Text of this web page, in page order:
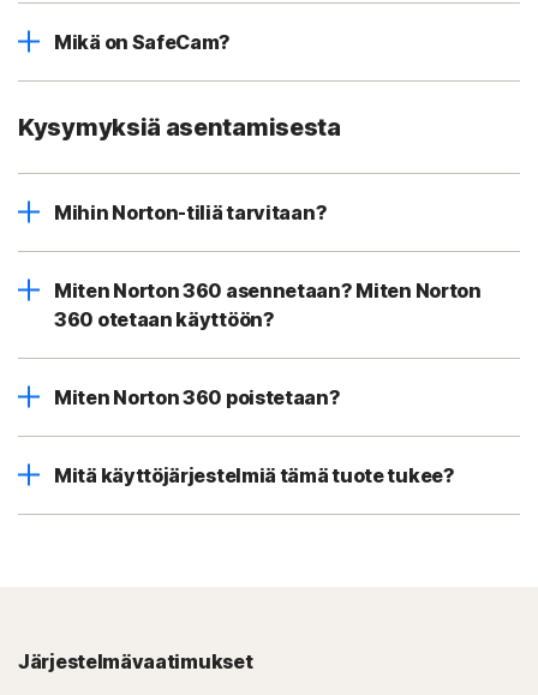
Mikä on SafeCam?
Kysymyksiä asentamisesta
Mihin Norton-tiliä tarvitaan?
Miten Norton 360 asennetaan? Miten Norton
360 otetaan käyttöön?
Miten Norton 360 poistetaan?
Mitä käyttöjärjestelmiä tämä tuote tukee?
Järjestelmävaatimukset